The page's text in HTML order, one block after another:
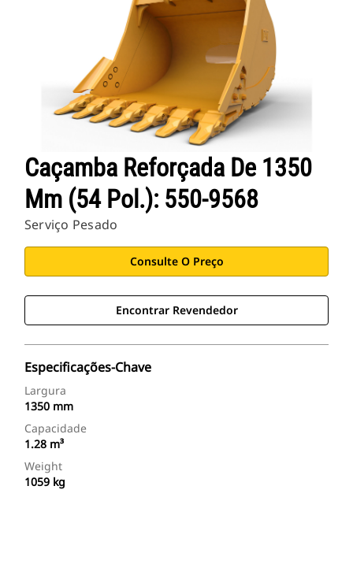
Caçamba Reforçada De 1350
Mm (54 Pol.): 550-9568
Serviço Pesado
Consulte O Preço
Encontrar Revendedor
Especificações-Chave
Largura
1350 mm
Capacidade
1.28 m³
Weight
1059 kg